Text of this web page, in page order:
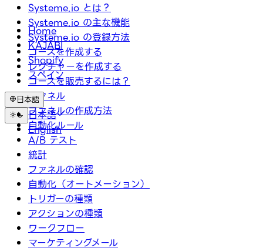
Home
KAJABI
Shopify
スペイン
日本語
日本語
English
Systeme.io とは？
Systeme.io の主な機能
Systeme.io の登録方法
コースを作成する
レクチャーを作成する
コースを販売するには？
ファネル
ファネルの作成方法
自動化ルール
A/B テスト
統計
ファネルの確認
自動化（オートメーション）
トリガーの種類
アクションの種類
ワークフロー
マーケティングメール